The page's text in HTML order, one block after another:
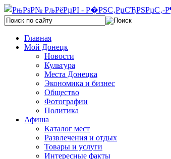
Главная
Мой Донецк
Новости
Культура
Места Донецка
Экономика и бизнес
Общество
Фотографии
Политика
Афиша
Каталог мест
Развлечения и отдых
Товары и услуги
Интересные факты